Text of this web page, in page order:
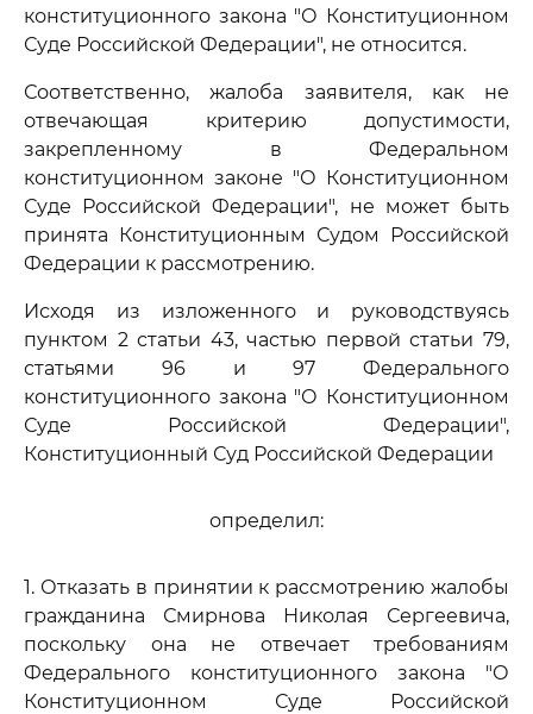
конституционного закона "О Конституционном
Суде Российской Федерации", не относится.
Соответственно, жалоба заявителя, как не
отвечающая критерию допустимости,
закрепленному в Федеральном
конституционном законе "О Конституционном
Суде Российской Федерации", не может быть
принята Конституционным Судом Российской
Федерации к рассмотрению.
Исходя из изложенного и руководствуясь
пунктом 2 статьи 43, частью первой статьи 79,
статьями 96 и 97 Федерального
конституционного закона "О Конституционном
Суде Российской Федерации",
Конституционный Суд Российской Федерации
определил:
1. Отказать в принятии к рассмотрению жалобы
гражданина Смирнова Николая Сергеевича,
поскольку она не отвечает требованиям
Федерального конституционного закона "О
Конституционном Суде Российской